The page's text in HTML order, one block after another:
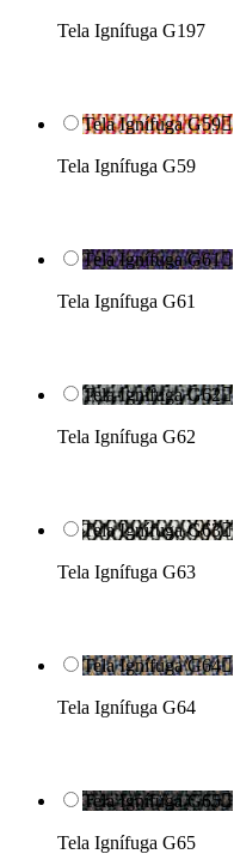
Tela Ignífuga G197
Tela Ignífuga G59
Tela Ignífuga G59
Tela Ignífuga G61
Tela Ignífuga G61
Tela Ignífuga G62
Tela Ignífuga G62
Tela Ignífuga G63
Tela Ignífuga G63
Tela Ignífuga G64
Tela Ignífuga G64
Tela Ignífuga G65
Tela Ignífuga G65